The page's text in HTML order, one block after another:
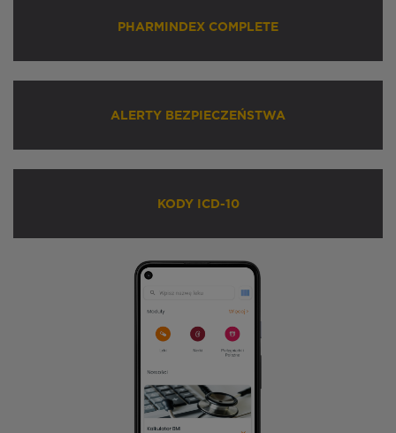
PHARMINDEX COMPLETE
ALERTY BEZPIECZEŃSTWA
KODY ICD-10